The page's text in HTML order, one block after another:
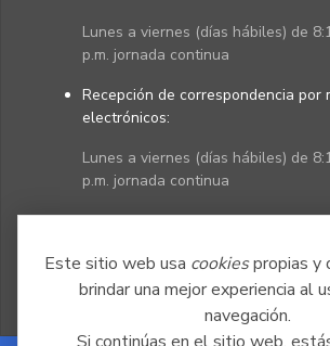
Este sitio web usa cookiespropias y
brindar una mejor experiencia al
navegación.
Lunes a viernes (días hábiles) de
p.m. jornada continua
Recepción de correspondencia por
electrónicos:
Lunes a viernes (días hábiles) de
p.m. jornada continua